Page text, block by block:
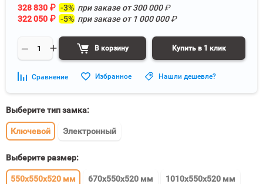
328 830 ₽ -3% при заказе от300 000₽
322 050 ₽ -5% при заказе от 1 000 000₽
В корзину Купить в 1 клик
Сравнение Избранное Нашли дешевле?
Выберите тип замка:
Ключевой Электронный
Выберите размер:
550x550x520 мм 670x550x520 мм 1010x550x520 мм